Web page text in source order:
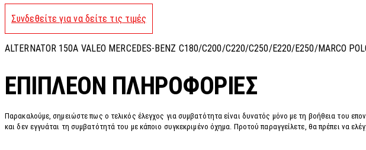
Συνδεθείτε για να δείτε τις τιμές
ALTERNATOR 150A VALEO MERCEDES-BENZ C180/C200/C220/C250/E220/E250/MARCO
ΕΠΙΠΛΈΟΝ ΠΛΗΡΟΦΟΡΊΕΣ
Παρακαλούμε, σημειώστε πως ο τελικός έλεγχος για συμβατότητα είναι δυνατός μόνο με τη βοήθεια του
και δεν εγγυάται τη συμβατότητά του με κάποιο συγκεκριμένο όχημα. Προτού παραγγείλετε, θα πρέπει να